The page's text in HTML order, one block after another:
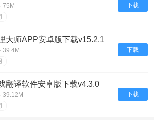
75M
下载
大师APP安卓版下载v15.2.1
39.4M
下载
翻译软件安卓版下载v4.3.0
39.12M
下载